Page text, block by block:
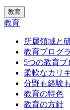
教育
教育
所属領域と
教育プログ
5つの教育
柔軟なカリ
分野も経験
教育の特色
教育の方針